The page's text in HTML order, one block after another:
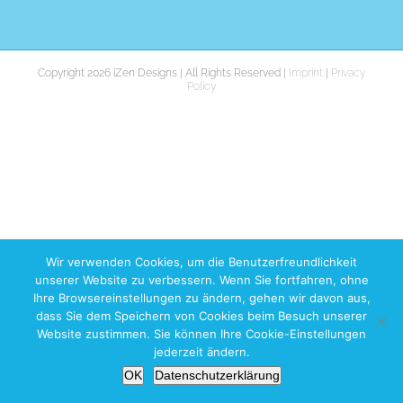
Copyright 2026 iZen Designs | All Rights Reserved | Imprint
Privacy
Policy
Wir verwenden Cookies, um die Benutzerfreundlichkeit
unserer Website zu verbessern. Wenn Sie fortfahren, ohne
Ihre Browsereinstellungen zu ändern, gehen wir davon aus,
dass Sie dem Speichern von Cookies beim Besuch unserer
Website zustimmen. Sie können Ihre Cookie-Einstellungen
jederzeit ändern.
OK
Datenschutzerklärung